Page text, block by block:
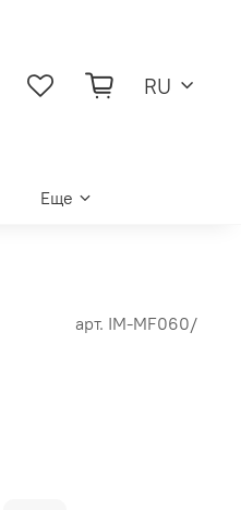
RU
Еще
арт. IM-MF060/